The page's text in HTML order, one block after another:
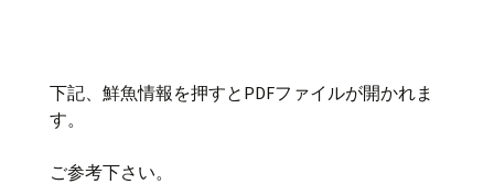
下記、鮮魚情報を押すとPDFファイルが開かれま
す。
ご参考下さい。